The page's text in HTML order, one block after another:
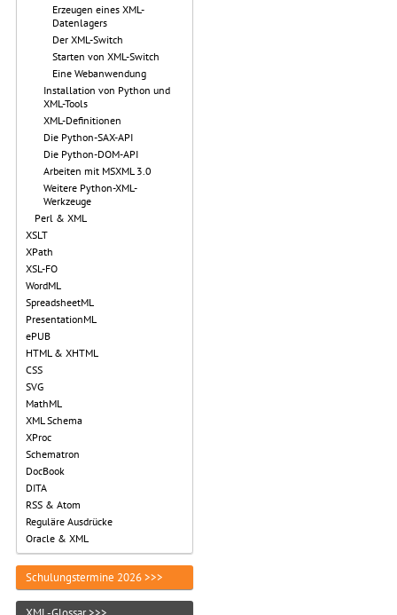
Erzeugen eines XML-
Datenlagers
Der XML-Switch
Starten von XML-Switch
Eine Webanwendung
Installation von Python und
XML-Tools
XML-Definitionen
Die Python-SAX-API
Die Python-DOM-API
Arbeiten mit MSXML 3.0
Weitere Python-XML-
Werkzeuge
Perl & XML
XSLT
XPath
XSL-FO
WordML
SpreadsheetML
PresentationML
ePUB
HTML & XHTML
CSS
SVG
MathML
XML Schema
XProc
Schematron
DocBook
DITA
RSS & Atom
Reguläre Ausdrücke
Oracle & XML
Schulungstermine 2026 >>>